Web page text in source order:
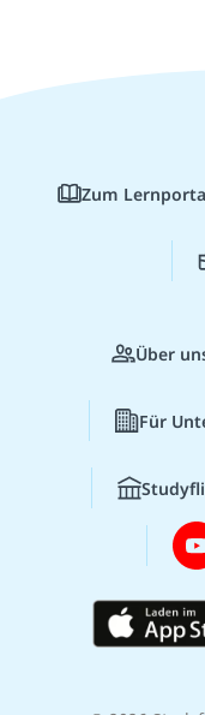
Zum
Über
Für